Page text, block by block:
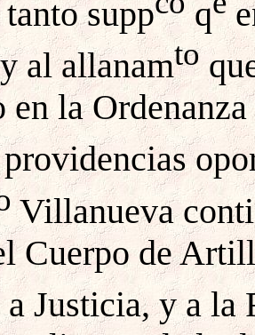
supp
q
al allanamto
en la
Villanueva
Cuerpo de
Justicia, y a la